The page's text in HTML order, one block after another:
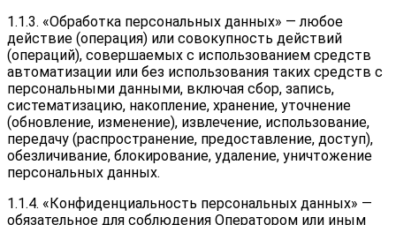
1.1.3. «Обработка персональных данных» — любое
действие (операция) или совокупность действий
(операций), совершаемых с использованием средств
автоматизации или без использования таких средств с
персональными данными, включая сбор, запись,
систематизацию, накопление, хранение, уточнение
(обновление, изменение), извлечение, использование,
передачу (распространение, предоставление, доступ),
обезличивание, блокирование, удаление, уничтожение
персональных данных.
1.1.4. «Конфиденциальность персональных данных» —
обязательное для соблюдения Оператором или иным